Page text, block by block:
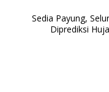
Sedia Payung,
Diprediksi